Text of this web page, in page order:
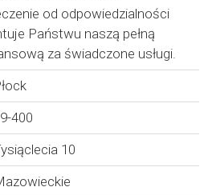
od odpowiedzialności
Państwu naszą pełną
za świadczone usługi.
400
10